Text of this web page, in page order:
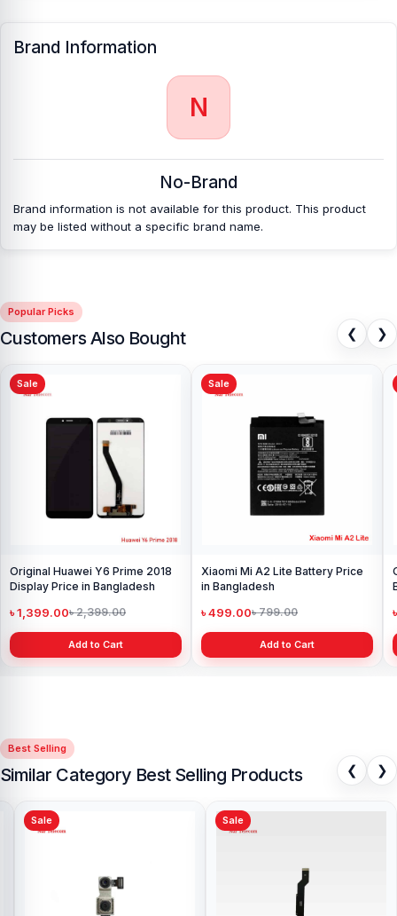
Brand Information
N
No-Brand
Brand information is not available for this product. This product
may be listed without a specific brand name.
Popular Picks
Customers Also Bought ❮ ❯
Sale
Original Huawei Y6 Prime 2018
Display Price in Bangladesh
৳ 1,399.00৳ 2,399.00
Add to Cart
Sale
Xiaomi Mi A2 Lite Battery Price
in Bangladesh
৳ 499.00৳ 799.00
Add to Cart
Best Selling
Similar Category Best Selling Products ❮ ❯
Sale Sale